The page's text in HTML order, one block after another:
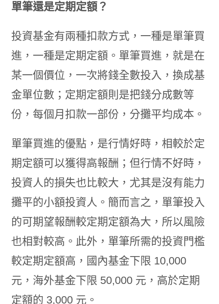
單筆還是定期定額？
投資基金有兩種扣款方式，一種是單筆買
進，一種是定期定額。單筆買進，就是在
某一個價位，一次將錢全數投入，換成基
金單位數；定期定額則是把錢分成數等
份，每個月扣款一部份，分攤平均成本。
單筆買進的優點，是行情好時，相較於定
期定額可以獲得高報酬；但行情不好時，
投資人的損失也比較大，尤其是沒有能力
攤平的小額投資人。簡而言之，單筆投入
的可期望報酬較定期定額為大，所以風險
也相對較高。此外，單筆所需的投資門檻
較定期定額高，國內基金下限 10,000
元，海外基金下限 50,000 元，高於定期
定額的 3,000 元。